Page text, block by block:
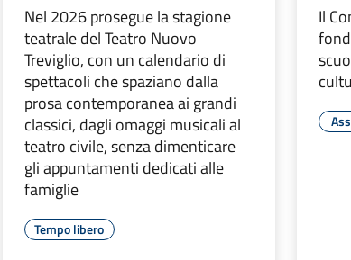
Nel 2026 prosegue la stagione
teatrale del Teatro Nuovo
Treviglio, con un calendario di
spettacoli che spaziano dalla
prosa contemporanea ai grandi
classici, dagli omaggi musicali al
teatro civile, senza dimenticare
gli appuntamenti dedicati alle
famiglie
Tempo libero
Il